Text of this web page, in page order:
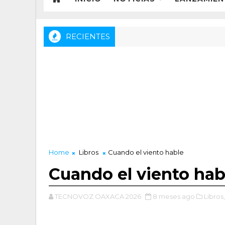
RECIENTES
Home Libros Cuando el viento hable
Cuando el viento
TECNOVOZ OAXACA 2026 8 meses ago Libros,